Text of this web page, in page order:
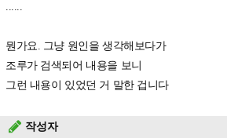
......
뭔가요. 그냥 원인을 생각해보다가
조루가 검색되어 내용을 보니
그런 내용이 있었던 거 말한 겁니다
작성자